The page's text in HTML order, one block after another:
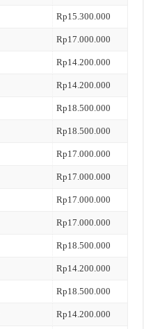
Rp15.300.000
Rp17.000.000
Rp14.200.000
Rp14.200.000
Rp18.500.000
Rp18.500.000
Rp17.000.000
Rp17.000.000
Rp17.000.000
Rp17.000.000
Rp18.500.000
Rp14.200.000
Rp18.500.000
Rp14.200.000